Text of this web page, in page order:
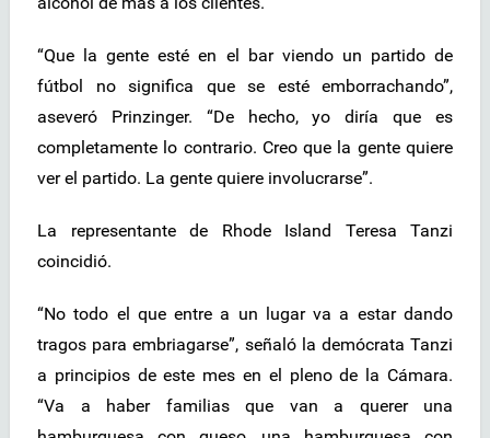
“Que la gente esté en el bar viendo un partido de
fútbol no significa que se esté emborrachando”,
aseveró Prinzinger. “De hecho, yo diría que es
completamente lo contrario. Creo que la gente quiere
ver el partido. La gente quiere involucrarse”.
La representante de Rhode Island Teresa Tanzi
coincidió.
“No todo el que entre a un lugar va a estar dando
tragos para embriagarse”, señaló la demócrata Tanzi
a principios de este mes en el pleno de la Cámara.
“Va a haber familias que van a querer una